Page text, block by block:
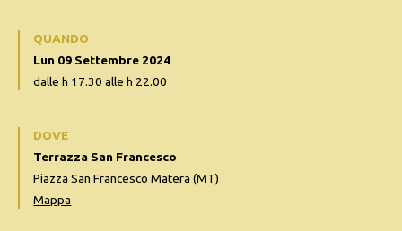
QUANDO
Lun 09 Settembre 2024
dalle h 17.30 alle h 22.00
DOVE
Terrazza San Francesco
Piazza San Francesco Matera (MT)
Mappa